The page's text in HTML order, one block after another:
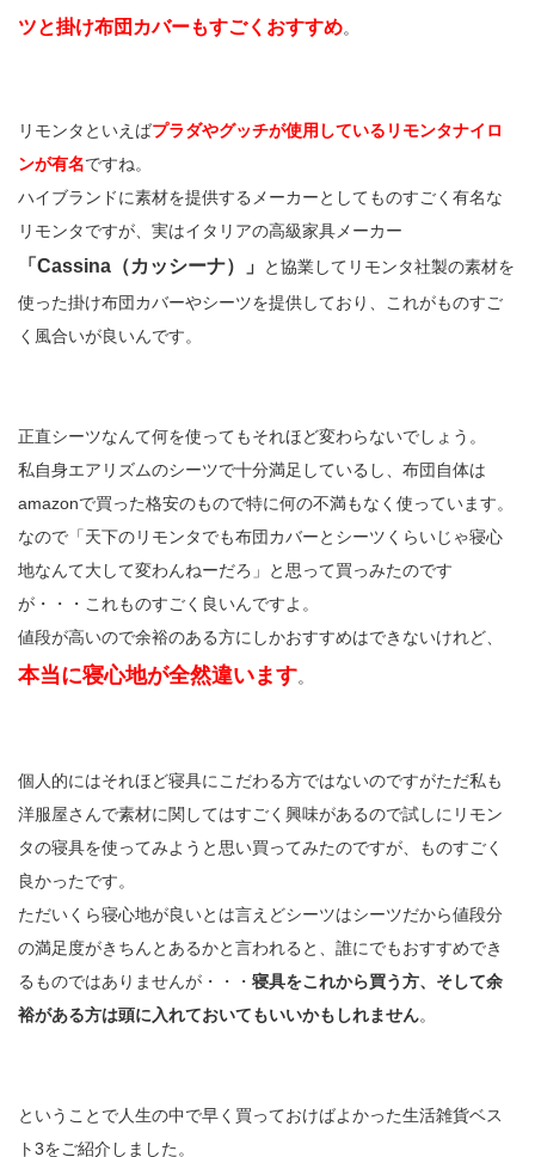
ツと掛け布団カバーもすごくおすすめ。
リモンタといえばプラダやグッチが使用しているリモンタナイロ
ンが有名ですね。
ハイブランドに素材を提供するメーカーとしてものすごく有名な
リモンタですが、実はイタリアの高級家具メーカー
「Cassina（カッシーナ）」
と協業してリモンタ社製の素材を
使った掛け布団カバーやシーツを提供しており、これがものすご
く風合いが良いんです。
正直シーツなんて何を使ってもそれほど変わらないでしょう。
私自身エアリズムのシーツで十分満足しているし、布団自体は
amazonで買った格安のもので特に何の不満もなく使っています。
なので「天下のリモンタでも布団カバーとシーツくらいじゃ寝心
地なんて大して変わんねーだろ」と思って買っみたのです
が・・・これものすごく良いんですよ。
値段が高いので余裕のある方にしかおすすめはできないけれど、
本当に寝心地が全然違います。
個人的にはそれほど寝具にこだわる方ではないのですがただ私も
洋服屋さんで素材に関してはすごく興味があるので試しにリモン
タの寝具を使ってみようと思い買ってみたのですが、ものすごく
良かったです。
ただいくら寝心地が良いとは言えどシーツはシーツだから値段分
の満足度がきちんとあるかと言われると、誰にでもおすすめでき
るものではありませんが・・・ 寝具をこれから買う方、そして余
裕がある方は頭に入れておいてもいいかもしれません。
ということで人生の中で早く買っておけばよかった生活雑貨ベス
ト3をご紹介しました。